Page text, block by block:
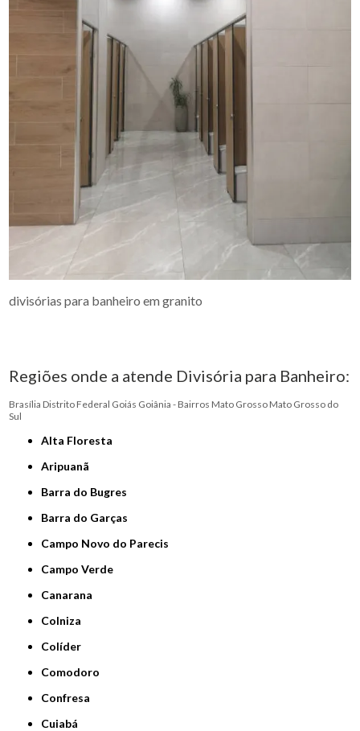
divisórias para banheiro em granito
Regiões onde a atende Divisória para Banheiro:
Brasília Distrito Federal Goiás Goiânia - Bairros Mato Grosso Mato Grosso do
Sul
Alta Floresta
Aripuanã
Barra do Bugres
Barra do Garças
Campo Novo do Parecis
Campo Verde
Canarana
Colniza
Colíder
Comodoro
Confresa
Cuiabá